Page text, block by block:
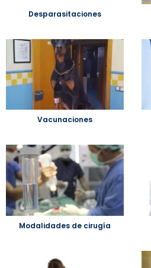
Desparasitaciones
Vacunaciones
Modalidades de cirugía